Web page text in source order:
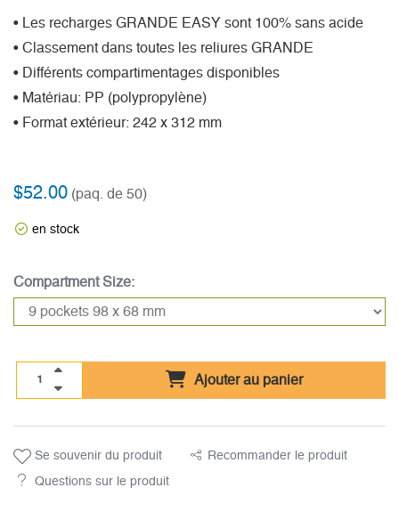
• Les recharges GRANDE EASY sont 100% sans acide
• Classement dans toutes les reliures GRANDE
• Différents compartimentages disponibles
• Matériau: PP (polypropylène)
• Format extérieur: 242 x 312 mm
$52.00 (paq. de 50)
en stock
Compartment Size:
Ajouter au panier
Se souvenir du produit Recommander le produit
Questions sur le produit